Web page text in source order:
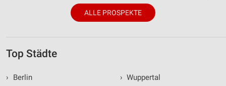
ALLE PROSPEKTE
Top Städte
›
Berlin
› Wuppertal